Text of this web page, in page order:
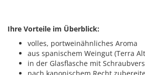
Ihre Vorteile im Überblick:
volles, portweinähnliches Aroma
aus spanischem Weingut (Terra
in der Glasflasche mit